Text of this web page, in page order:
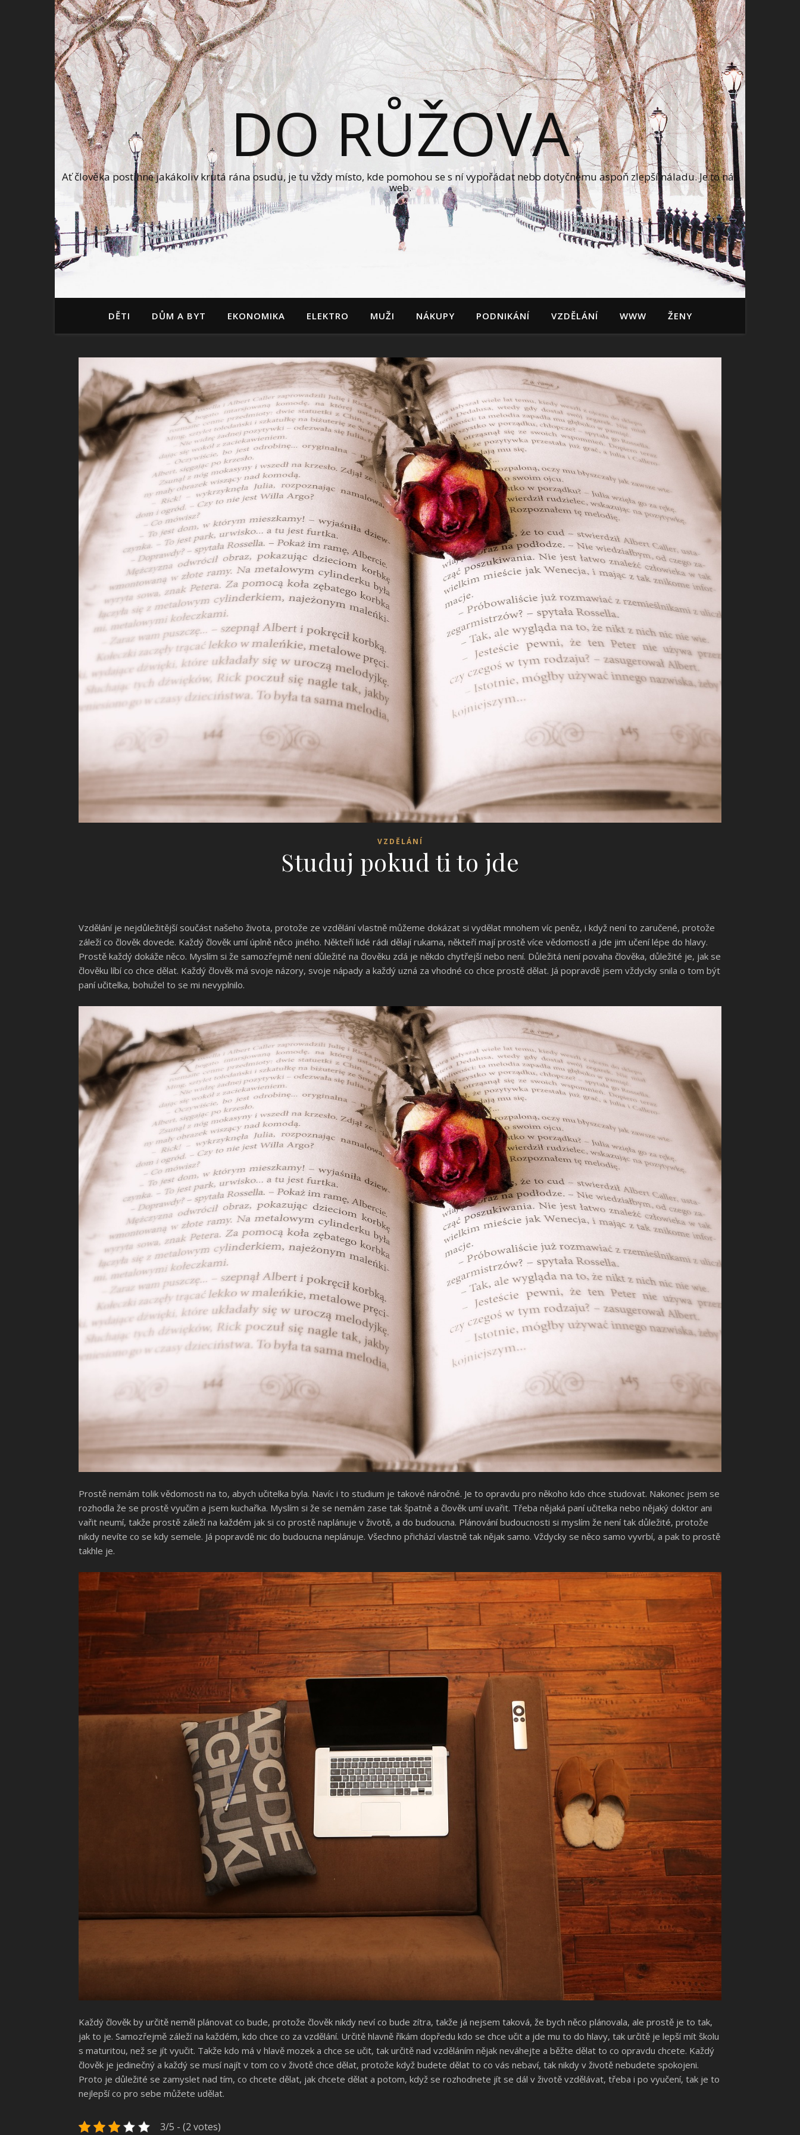
DO RŮŽOVA
Ať člověka postihne jakákoliv krutá rána osudu, je tu vždy místo, kde pomohou se s ní vypořádat nebo dotyčnému aspoň zlepší náladu. Je to náš
web.
DĚTI DŮM A BYT EKONOMIKA ELEKTRO MUŽI NÁKUPY PODNIKÁNÍ VZDĚLÁNÍ WWW ŽENY
VZDĚLÁNÍ
Studuj pokud ti to jde
Vzdělání je nejdůležitější součást našeho života, protože ze vzdělání vlastně můžeme dokázat si vydělat mnohem víc peněz, i když není to zaručené, protože
záleží co člověk dovede. Každý člověk umí úplně něco jiného. Někteří lidé rádi dělají rukama, někteří mají prostě více vědomostí a jde jim učení lépe do hlavy.
Prostě každý dokáže něco. Myslím si že samozřejmě není důležité na člověku zdá je někdo chytřejší nebo není. Důležitá není povaha člověka, důležité je, jak se
člověku líbí co chce dělat. Každý člověk má svoje názory, svoje nápady a každý uzná za vhodné co chce prostě dělat. Já popravdě jsem vždycky snila o tom být
paní učitelka, bohužel to se mi nevyplnilo.
Prostě nemám tolik vědomosti na to, abych učitelka byla. Navíc i to studium je takové náročné. Je to opravdu pro někoho kdo chce studovat. Nakonec jsem se
rozhodla že se prostě vyučím a jsem kuchařka. Myslím si že se nemám zase tak špatně a člověk umí uvařit. Třeba nějaká paní učitelka nebo nějaký doktor ani
vařit neumí, takže prostě záleží na každém jak si co prostě naplánuje v životě, a do budoucna. Plánování budoucnosti si myslím že není tak důležité, protože
nikdy nevíte co se kdy semele. Já popravdě nic do budoucna neplánuje. Všechno přichází vlastně tak nějak samo. Vždycky se něco samo vyvrbí, a pak to prostě
takhle je.
Každý člověk by určitě neměl plánovat co bude, protože člověk nikdy neví co bude zítra, takže já nejsem taková, že bych něco plánovala, ale prostě je to tak,
jak to je. Samozřejmě záleží na každém, kdo chce co za vzdělání. Určitě hlavně říkám dopředu kdo se chce učit a jde mu to do hlavy, tak určitě je lepší mít školu
s maturitou, než se jít vyučit. Takže kdo má v hlavě mozek a chce se učit, tak určitě nad vzděláním nějak neváhejte a běžte dělat to co opravdu chcete. Každý
člověk je jedinečný a každý se musí najít v tom co v životě chce dělat, protože když budete dělat to co vás nebaví, tak nikdy v životě nebudete spokojeni.
Proto je důležité se zamyslet nad tím, co chcete dělat, jak chcete dělat a potom, když se rozhodnete jít se dál v životě vzdělávat, třeba i po vyučení, tak je to
nejlepší co pro sebe můžete udělat.
3/5 - (2 votes)